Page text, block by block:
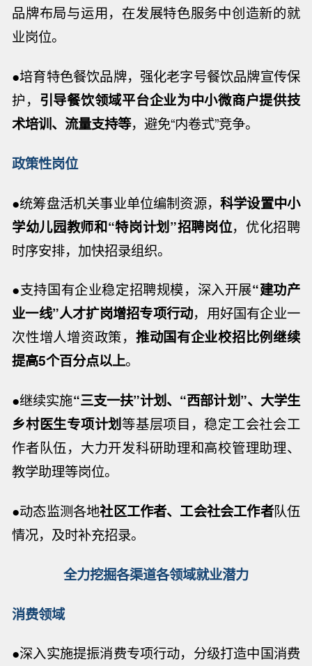
品牌布局与运用，在发展特色服务中创造新的就
业岗位。
●培育特色餐饮品牌，强化老字号餐饮品牌宣传保
护， 引导餐饮领域平台企业为中小微商户提供技
术培训、流量支持等，避免“内卷式”竞争。
政策性岗位
●统筹盘活机关事业单位编制资源， 科学设置中小
学幼儿园教师和“特岗计划”招聘岗位，优化招聘
时序安排，加快招录组织。
●支持国有企业稳定招聘规模，深入开展“建功产
业一线”人才扩岗增招专项行动，用好国有企业一
次性增人增资政策， 推动国有企业校招比例继续
提高5个百分点以上。
●继续实施“三支一扶”计划、“西部计划”、大学生
乡村医生专项计划等基层项目，稳定工会社会工
作者队伍，大力开发科研助理和高校管理助理、
教学助理等岗位。
●动态监测各地社区工作者、工会社会工作者队伍
情况，及时补充招录。
全力挖掘各渠道各领域就业潜力
消费领域
●深入实施提振消费专项行动，分级打造中国消费